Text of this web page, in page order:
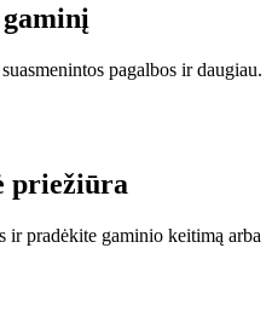
pagalbos ir daugiau.
priežiūra
ir pradėkite gaminio keitimą arba